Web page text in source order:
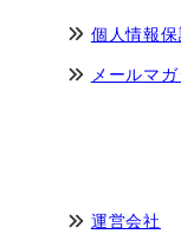
個人情報
メールマ
運営会社